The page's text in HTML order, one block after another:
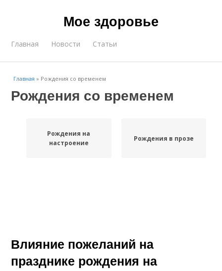
Мое здоровье
Главная Новости Статьи
Главная » Рождения со временем
Рождения со временем
Рождения на
настроение
Рождения в прозе
Влияние пожеланий на
празднике рождения на